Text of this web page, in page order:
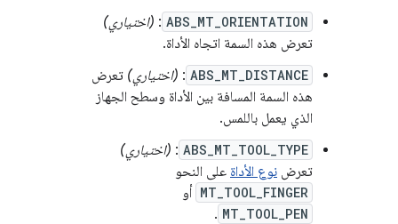
ABS_MT_ORIENTATION
: (اختياري)
تعرض هذه السمة اتجاه الأداة.
ABS_MT_DISTANCE
: (اختياري) تعرض
هذه السمة المسافة بين الأداة وسطح الجهاز
الذي يعمل باللمس.
ABS_MT_TOOL_TYPE
: (اختياري)
تعرض نوع الأداة على النحو
MT_TOOL_FINGER أو
MT_TOOL_PEN
.